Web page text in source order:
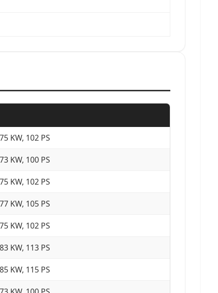
KW, 102 PS
KW, 100 PS
KW, 102 PS
KW, 105 PS
KW, 102 PS
KW, 113 PS
KW, 115 PS